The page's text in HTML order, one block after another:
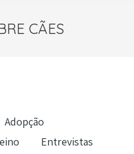
CÃES
Adopção
Entrevistas